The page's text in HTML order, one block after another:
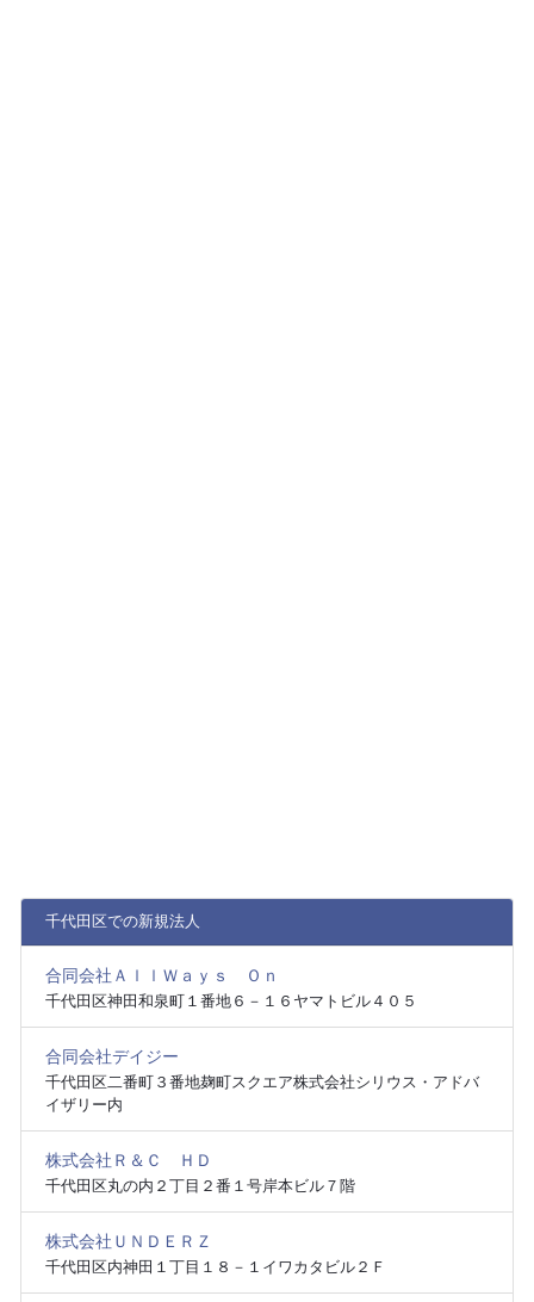
千代田区での新規法人
合同会社ＡｌｌＷａｙｓ Ｏｎ
千代田区神田和泉町１番地６－１６ヤマトビル４０５
合同会社デイジー
千代田区二番町３番地麹町スクエア株式会社シリウス・アドバ
イザリー内
株式会社Ｒ＆Ｃ ＨＤ
千代田区丸の内２丁目２番１号岸本ビル７階
株式会社ＵＮＤＥＲＺ
千代田区内神田１丁目１８－１イワカタビル２Ｆ